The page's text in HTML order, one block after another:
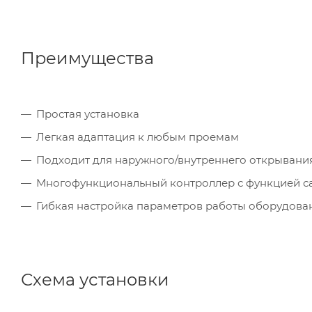
Преимущества
Простая установка
Легкая адаптация к любым проемам
Подходит для наружного/внутреннего
Многофункциональный контроллер с функцией
Гибкая настройка параметров работы
Схема установки